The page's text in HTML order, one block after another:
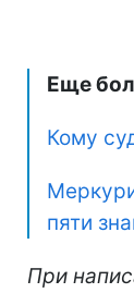
Еще
Кому
пяти
При